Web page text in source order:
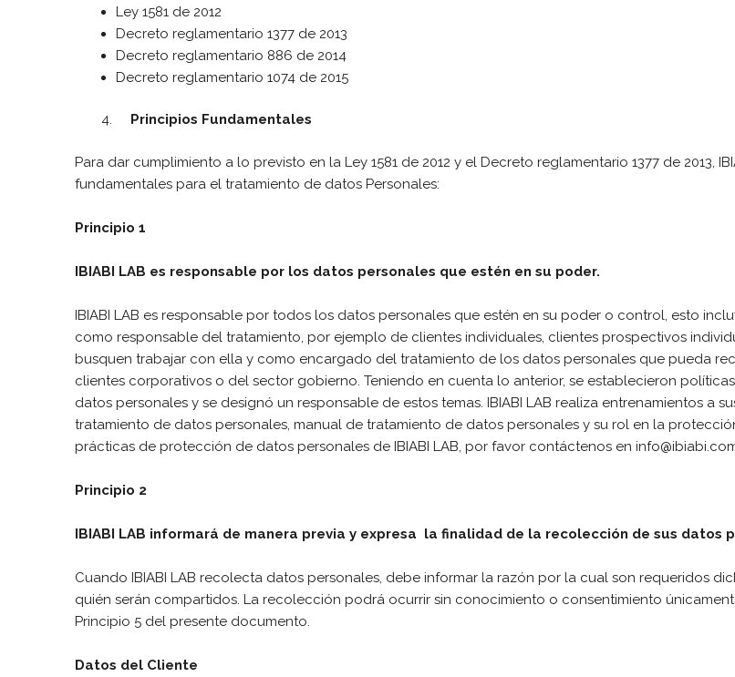
Ley 1581 de 2012
Decreto reglamentario 1377 de 2013
Decreto reglamentario 886 de 2014
Decreto reglamentario 1074 de 2015
Principios Fundamentales
Para dar cumplimiento a lo previsto en la Ley 1581 de 2012 y el Decreto reglamentario 1377 de 2013,
fundamentales para el tratamiento de datos Personales:
Principio 1
IBIABI LAB es responsable por los datos personales que estén en su poder.
IBIABI LAB es responsable por todos los datos personales que estén en su poder o control, esto
como responsable del tratamiento, por ejemplo de clientes individuales, clientes prospectivos
busquen trabajar con ella y como encargado del tratamiento de los datos personales que pueda
clientes corporativos o del sector gobierno. Teniendo en cuenta lo anterior, se establecieron
datos personales y se designó un responsable de estos temas. IBIABI LAB realiza entrenamientos a
tratamiento de datos personales, manual de tratamiento de datos personales y su rol en la
prácticas de protección de datos personales de IBIABI LAB, por favor contáctenos en
Principio 2
IBIABI LAB informará de manera previa y expresa la finalidad de la recolección de sus datos
Cuando IBIABI LAB recolecta datos personales, debe informar la razón por la cual son requeridos
quién serán compartidos. La recolección podrá ocurrir sin conocimiento o consentimiento
Principio 5 del presente documento.
Datos del Cliente